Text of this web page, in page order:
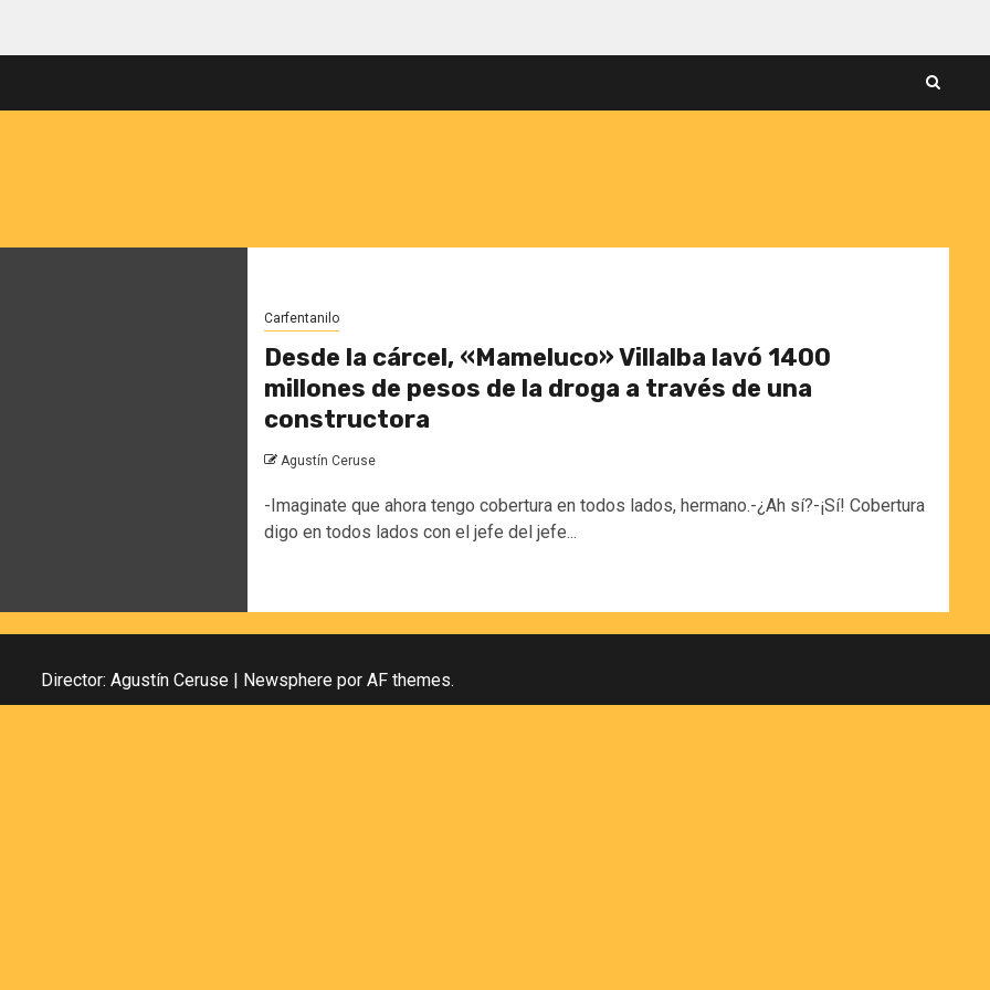
Carfentanilo
Desde la cárcel, «Mameluco» Villalba lavó 1400
millones de pesos de la droga a través de una
constructora
Agustín Ceruse
-Imaginate que ahora tengo cobertura en todos lados, hermano.-¿Ah sí?-¡Sí! Cobertura
digo en todos lados con el jefe del jefe...
Director: Agustín Ceruse | Newsphere por AF themes.